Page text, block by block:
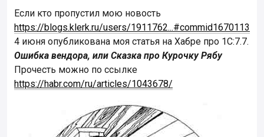
Если кто пропустил мою новость
https://blogs.klerk.ru/users/1911762...#commid1670113
4 июня опубликована моя статья на Хабре про 1С:7.7.
Ошибка вендора, или Сказка про Курочку Рябу
Прочесть можно по ссылке
https://habr.com/ru/articles/1043678/